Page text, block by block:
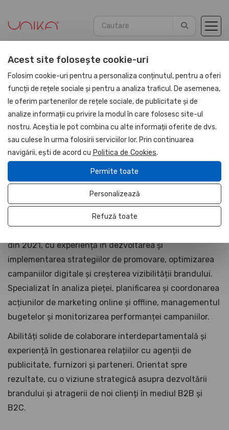
Acasă Blog Autori
Autori articole
Ioana Costache
Ioana Costache
Marketing Manager UNIKA
din 2021, cu experiență în dezvoltarea și
implementarea strategiilor de promovare, optimizarea
campaniilor digitale și creșterea vizibilității brandului.
Specializat în analiza pieței, planificarea și coordonarea
acțiunilor de marketing online și offline, managementul
bugetelor și monitorizarea performanței campaniilor.
Abilități solide de colaborare interdepartamentală și
experiență în gestionarea relațiilor cu agenții de
publicitate, furnizori și parteneri. Orientat spre
rezultate, cu o viziune strategică asupra dezvoltării
brandului și atragerii de noi clienți în mediul B2B și
B2C.
Acest site folosește cookie-uri
Folosim cookie-uri pentru a personaliza conținutul, pentru a oferi
funcții de rețele sociale și pentru a analiza traficul. De asemenea,
le oferim partenerilor de rețele sociale, de publicitate și de
analize informații cu privire la modul în care folosesc site-ul
nostru. Aceștia le pot combina cu alte informații oferite de dvs.
sau culese în urma folosirii serviciilor lor. Prin continuarea
navigării, ești de acord cu Politica de Cookies.
Permite toate
Personalizează
Refuză toate